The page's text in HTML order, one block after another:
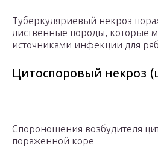
Туберкуляриевый некроз
лиственные породы, которые
источниками инфекции для
Цитоспоровый некроз
Спороношения возбудителя
пораженной коре